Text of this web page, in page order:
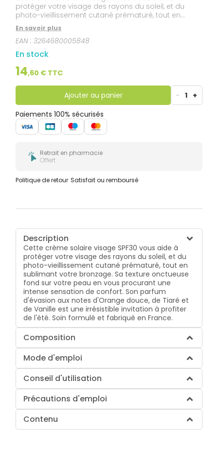
protéger votre visage des rayons du soleil, et du
photo-vieillissement cutané prématuré, tout en
sublimant votre bronzage. Sa texture onctueuse fond
sur votre peau en vous procurant une intense
sensation de confort. Son parfum d'évasion aux
notes d'Orange douce, de Tiaré et de Vanille est une
irrésistible invitation à profiter de l'été. Soin formulé et
fabriqué en France.
En savoir plus
EAN :3264680005848
En stock
14,60 € TTC
Ajouter au panier - 1 +
Paiements 100% sécurisés
Retrait en pharmacie
Offert
Politique de retour Satisfait ou remboursé
Description
Cette crème solaire visage SPF30 vous aide à
protéger votre visage des rayons du soleil, et du
photo-vieillissement cutané prématuré, tout en
sublimant votre bronzage. Sa texture onctueuse
fond sur votre peau en vous procurant une
intense sensation de confort. Son parfum
d'évasion aux notes d'Orange douce, de Tiaré et
de Vanille est une irrésistible invitation à profiter
de l'été. Soin formulé et fabriqué en France.
Composition
Mode d'emploi
Conseil d'utilisation
Précautions d'emploi
Contenu